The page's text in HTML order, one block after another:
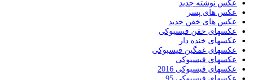
عکس نوشته جدید
عکس های پسر
عکس های خفن جدید
عکسهای خفن فیسبوکی
عکسهای خنده دار
عکسهای غمگین فیسبوکی
عکسهای فیسبوکی
عکسهای فیسبوکی 2016
عکسهای فیسبوکی 95